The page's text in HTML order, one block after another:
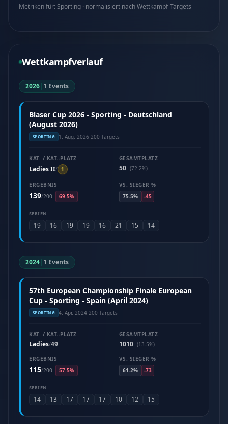
Metriken für: Sporting · normalisiert nach Wettkampf-Targets
Wettkampfverlauf
2026| 1 Events
Blaser Cup 2026 - Sporting - Deutschland
(August 2026)
SPORTING 1. Aug. 2026·200 Targets
KAT. / KAT.-PLATZ
Ladies II/ 1
GESAMTPLATZ
50 (72.2%)
ERGEBNIS
139/200 69.5%
VS. SIEGER %
75.5%
-45
SERIEN
19 16 19 19 16 21 15 14
2024| 1 Events
57th European Championship Finale European
Cup - Sporting - Spain (April 2024)
SPORTING 4. Apr. 2024·200 Targets
KAT. / KAT.-PLATZ
Ladies/49
GESAMTPLATZ
1010 (13.5%)
ERGEBNIS
115/200 57.5%
VS. SIEGER %
61.2%
-73
SERIEN
14 13 17 17 17 10 12 15